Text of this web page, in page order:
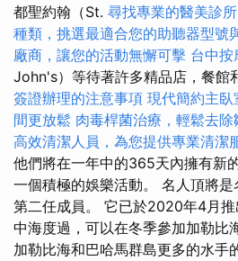
都聖約翰（St. 尋找專業的醫美診
種類，挑選最適合您的助聽器型號
廠商，讓您的活動無懈可擊 台中按
John's）等待著許多精品店，餐館
簽證辦理的注意事項 現代簡約主
間更放鬆 肉毒桿菌治療，輕鬆去除
高效清潔人員，為您提供專業清潔
他們將在一年中的365天內擁有新
一個積極的娛樂活動。 名人頂將
第二任成員。 它已於2020年4月
中海度過，可以在冬季參加加勒比
加勒比海和巴哈馬群島更多的水手